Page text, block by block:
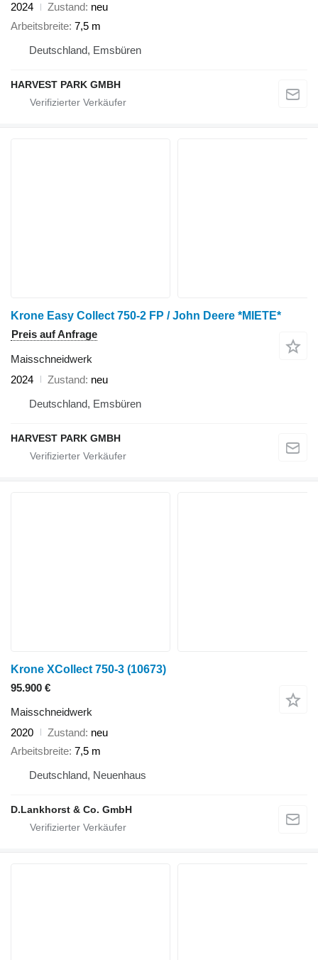
2024 Zustand neu
Arbeitsbreite 7,5 m
Deutschland, Emsbüren
HARVEST PARK GMBH
Krone Easy Collect 750-2 FP / John Deere *MIETE*
Preis auf Anfrage
Maisschneidwerk
2024
Zustand neu
Deutschland, Emsbüren
HARVEST PARK GMBH
Krone XCollect 750-3 (10673)
95.900 €
Maisschneidwerk
2020
Zustand neu
Arbeitsbreite 7,5 m
Deutschland, Neuenhaus
D.Lankhorst & Co. GmbH